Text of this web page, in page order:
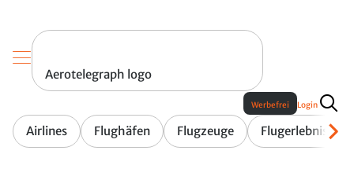
Aerotelegraph logo
Airlines Flughäfen Flugzeuge Flugerlebnis
Werbefrei Login